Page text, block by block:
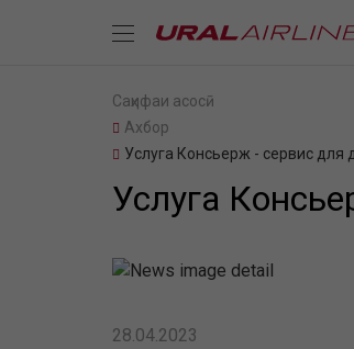
Саҳифаи асосӣ
Ахбор
Услуга Консьерж - сервис для
Услуга
28.04.2023